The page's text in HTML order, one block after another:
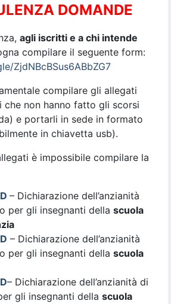
DOMANDE
agli iscritti e a chi intende
compilare il seguente form:
ZjdNBcBSus6ABbZG7
compilare gli allegati
che non hanno fatto gli scorsi
e portarli in sede in formato
in chiavetta usb).
è impossibile compilare la
– Dichiarazione dell’anzianità
per gli insegnanti della scuola
– Dichiarazione dell’anzianità
per gli insegnanti della scuola
– Dichiarazione dell’anzianità di
gli insegnanti della scuola